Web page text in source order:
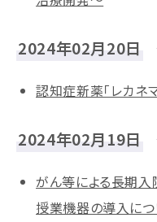
2024年02月20日
認知症新薬「レカネ
2024年02月19日
がん等による長期
授業機器の導入に